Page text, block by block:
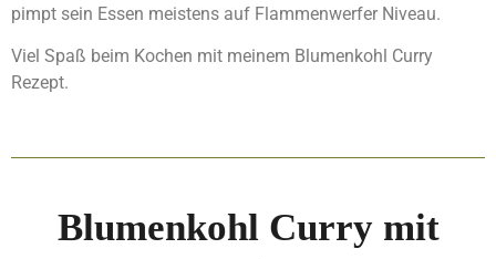
pimpt sein Essen meistens auf Flammenwerfer Niveau.
Viel Spaß beim Kochen mit meinem Blumenkohl Curry
Rezept.
Blumenkohl Curry mit